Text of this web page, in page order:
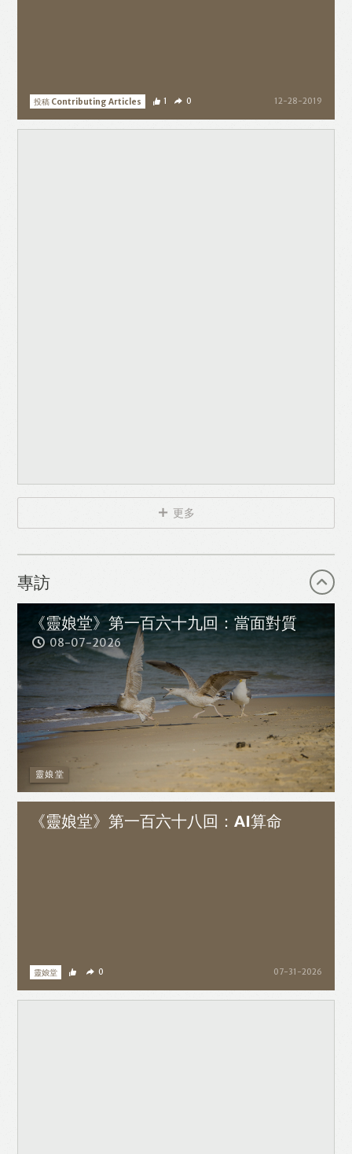
投稿 Contributing Articles 12-28-2019
1 0
更多
專訪
《靈娘堂》第一百六十九回：當面對質
靈娘堂
08-07-2026
《靈娘堂》第一百六十八回：AI算命
靈娘堂 07-31-2026
0